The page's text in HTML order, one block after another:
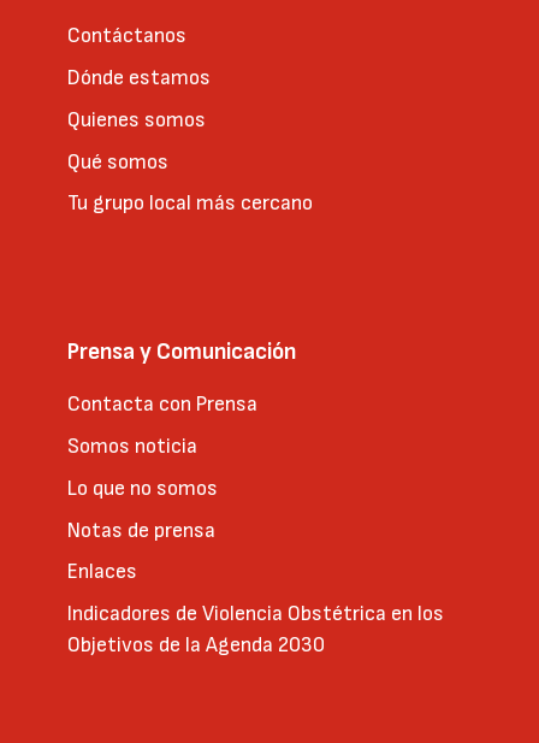
Contáctanos
Dónde estamos
Quienes somos
Qué somos
Tu grupo local más cercano
Prensa y Comunicación
Contacta con Prensa
Somos noticia
Lo que no somos
Notas de prensa
Enlaces
Indicadores de Violencia Obstétrica en los
Objetivos de la Agenda 2030